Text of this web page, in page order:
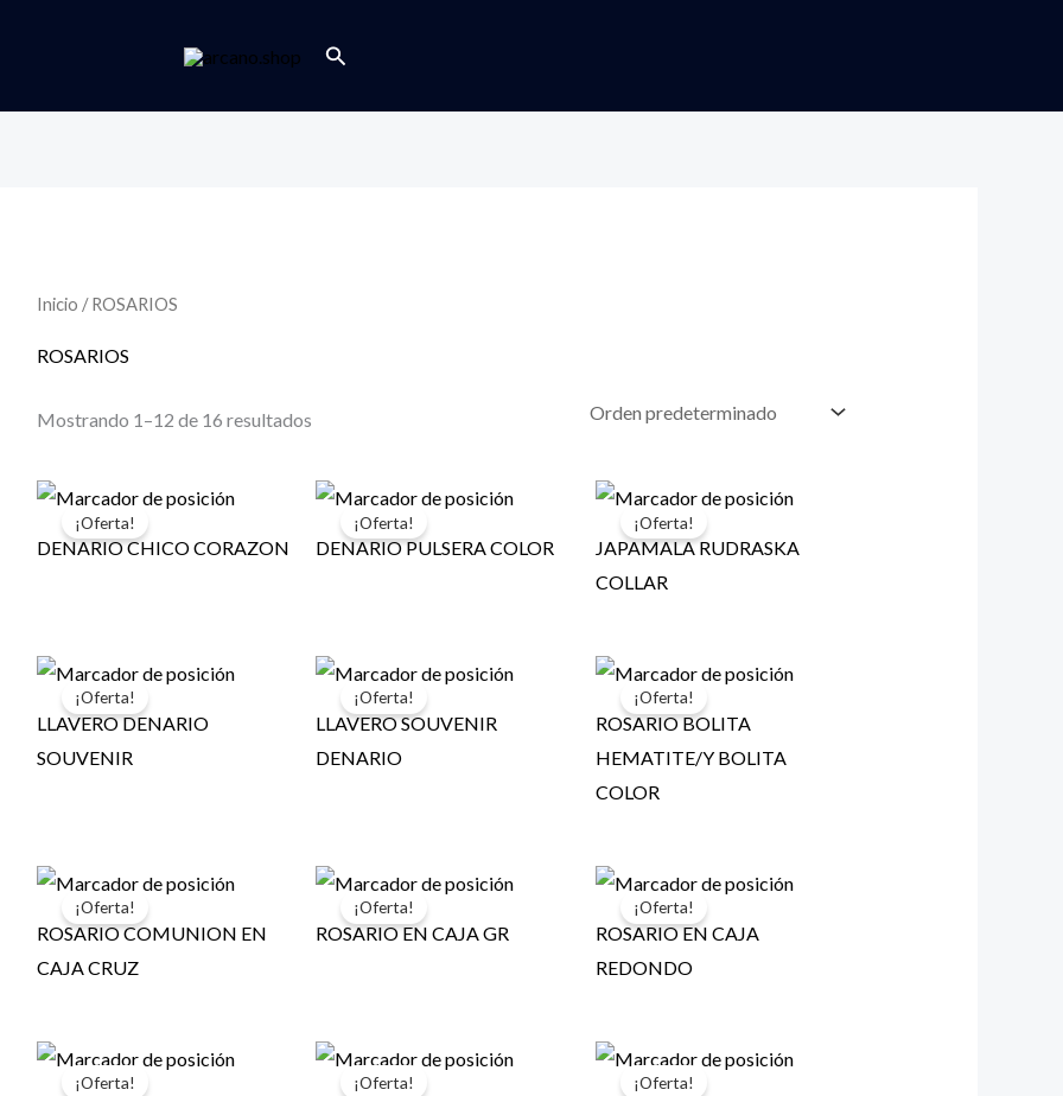
Buscar
Inicio / ROSARIOS
ROSARIOS
Mostrando 1–12 de 16 resultados
¡Oferta!
DENARIO CHICO CORAZON
¡Oferta!
DENARIO PULSERA COLOR
¡Oferta!
JAPAMALA RUDRASKA
COLLAR
¡Oferta!
LLAVERO DENARIO
SOUVENIR
¡Oferta!
LLAVERO SOUVENIR
DENARIO
¡Oferta!
ROSARIO BOLITA
HEMATITE/Y BOLITA
COLOR
¡Oferta!
ROSARIO COMUNION EN
CAJA CRUZ
¡Oferta!
ROSARIO EN CAJA GR
¡Oferta!
ROSARIO EN CAJA
REDONDO
¡Oferta! ¡Oferta! ¡Oferta!